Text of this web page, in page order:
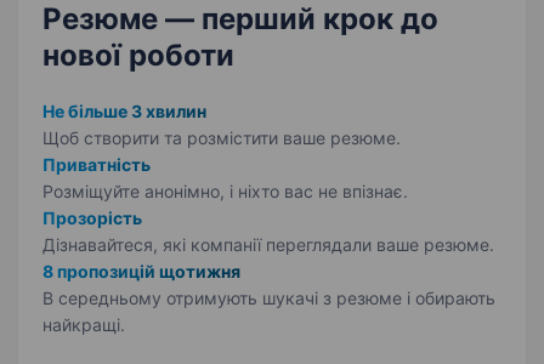
Резюме — перший крок до
нової роботи
Не більше 3 хвилин
Щоб створити та розмістити ваше резюме.
Приватність
Розміщуйте анонімно, і ніхто вас не впізнає.
Прозорість
Дізнавайтеся, які компанії переглядали ваше резюме.
8 пропозицій щотижня
В середньому отримують шукачі з резюме і обирають
найкращі.